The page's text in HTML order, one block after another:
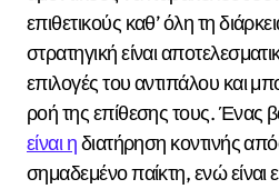
επιθετικούς καθ’ όλη τη
στρατηγική είναι
επιλογές του αντιπάλου και
ροή της επίθεσης τους. Ένας
είναι ηδιατήρηση κοντινής
σημαδεμένο παίκτη, ενώ είναι